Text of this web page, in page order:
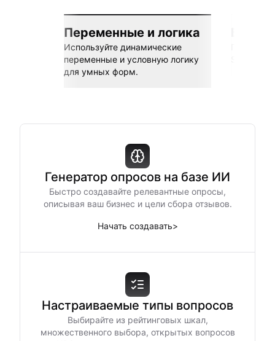
Переменные и логика
Используйте динамические
переменные и условную логику
для умных форм.
Генератор опросов на базе ИИ
Быстро создавайте релевантные опросы,
описывая ваш бизнес и цели сбора отзывов.
Начать создавать>
Настраиваемые типы вопросов
Выбирайте из рейтинговых шкал,
множественного выбора, открытых вопросов